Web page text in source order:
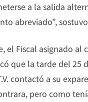
a la salida
abreviado”,
el Fiscal asignado al
que la tarde del 25
contactó a su
pero como